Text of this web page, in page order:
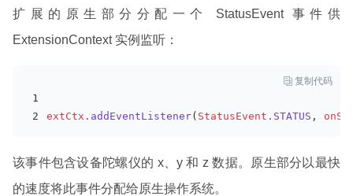
扩展的原生部分分配一个 StatusEvent 事件供
ExtensionContext 实例监听：
 复制代码
extCtx .addEventListener( StatusEvent .STATUS ,
该事件包含设备陀螺仪的 x、y 和 z 数据。原生部分以最快
的速度将此事件分配给原生操作系统。